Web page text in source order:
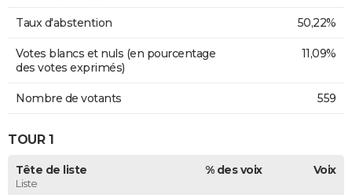
Taux d'abstention 50,22%
Votes blancs et nuls (en pourcentage
des votes exprimés)
11,09%
Nombre de votants 559
TOUR 1
Tête de liste
Liste
% des voix Voix